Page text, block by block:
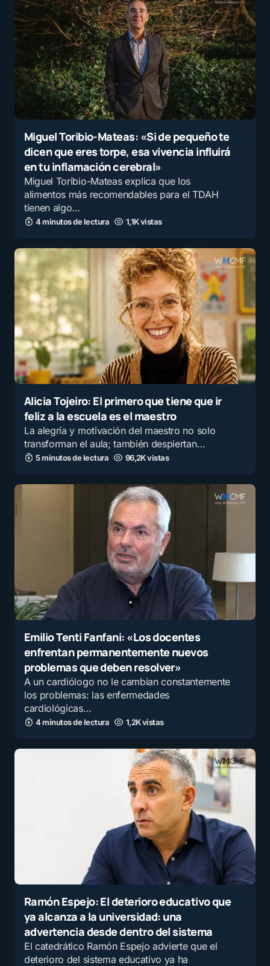
Miguel Toribio-Mateas: «Si de pequeño te
dicen que eres torpe, esa vivencia influirá
en tu inflamación cerebral»
Miguel Toribio-Mateas explica que los
alimentos más recomendables para el TDAH
tienen algo…
4 minutos de lectura 1,1K vistas
Alicia Tojeiro: El primero que tiene que ir
feliz a la escuela es el maestro
La alegría y motivación del maestro no solo
transforman el aula; también despiertan…
5 minutos de lectura 96,2K vistas
Emilio Tenti Fanfani: «Los docentes
enfrentan permanentemente nuevos
problemas que deben resolver»
A un cardiólogo no le cambian constantemente
los problemas: las enfermedades
cardiológicas…
4 minutos de lectura 1,2K vistas
Ramón Espejo: El deterioro educativo que
ya alcanza a la universidad: una
advertencia desde dentro del sistema
El catedrático Ramón Espejo advierte que el
deterioro del sistema educativo ya ha